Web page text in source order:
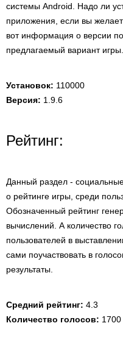
системы Android. Надо ли
приложения, если вы
вот информация о версии
предлагаемый вариант игры.
Установок: 110000
Версия: 1.9.6
Рейтинг:
Данный раздел -
о рейтинге игры, среди
Обозначенный рейтинг
вычислений. А количество
пользователей в
сами поучаствовать в
результаты.
Средний рейтинг: 4.3
Количество голосов: 1700